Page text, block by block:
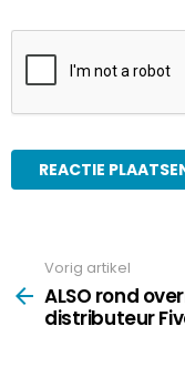
more
Vorig artikel
ALSO rond
distributeur